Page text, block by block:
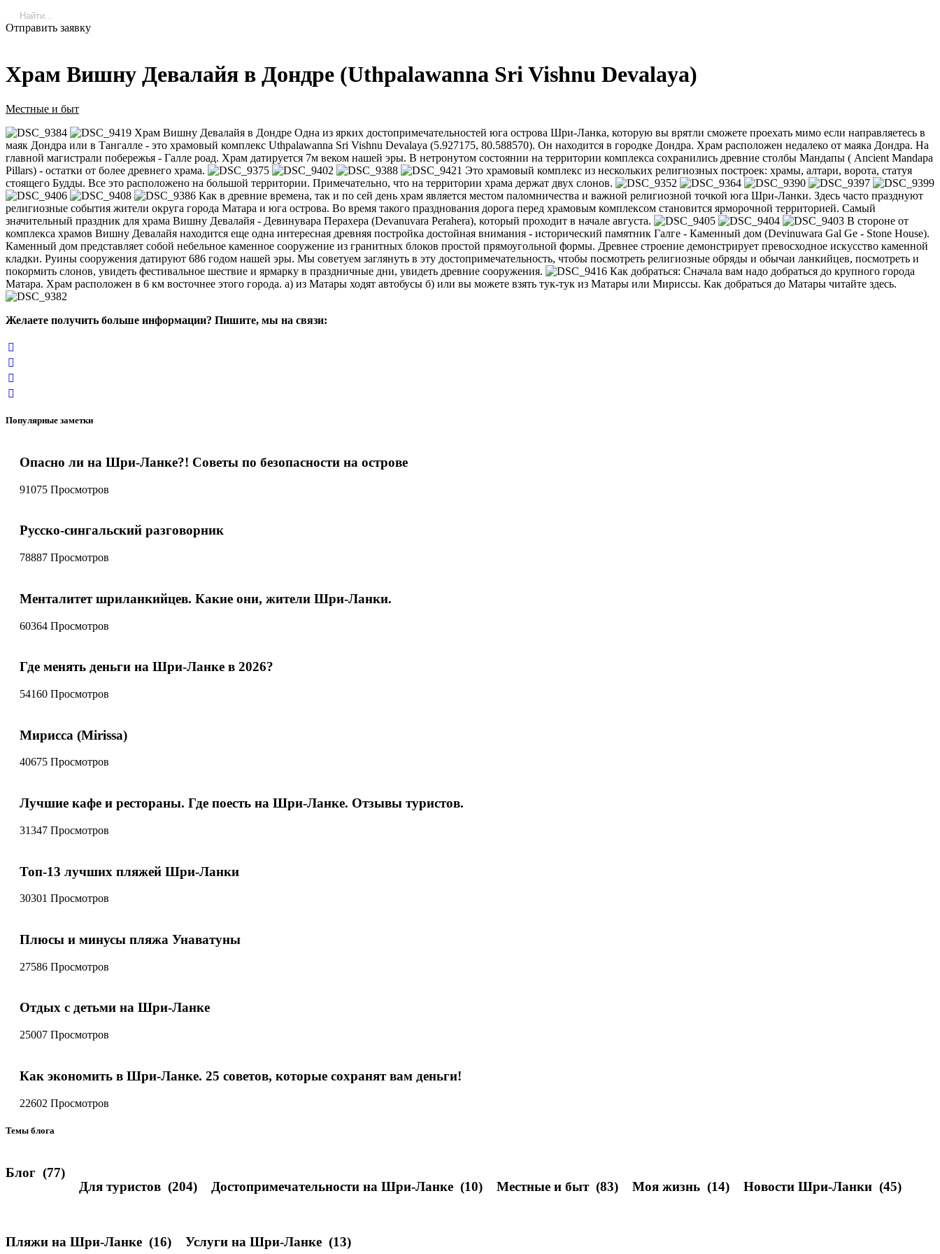
Отправить заявку
Храм Вишну Девалайя в Дондре (Uthpalawanna Sri Vishnu Devalaya)
Местные и быт
Храм Вишну Девалайя в Дондре Одна из ярких достопримечательностей юга острова Шри-Ланка, которую вы врятли сможете проехать мимо если направляетесь в
маяк Дондра или в Тангалле - это храмовый комплекс Uthpalawanna Sri Vishnu Devalaya (5.927175, 80.588570). Он находится в городке Дондра. Храм расположен недалеко от маяка Дондра. На
главной магистрали побережья - Галле роад. Храм датируется 7м веком нашей эры. В нетронутом состоянии на территории комплекса сохранились древние столбы Мандапы ( Ancient Mandapa
Pillars) - остатки от более древнего храма.
Это храмовый комплекс из нескольких религиозных построек: храмы, алтари, ворота, статуя
стоящего Будды. Все это расположено на большой территории. Примечательно, что на территории храма держат двух слонов.
Как в древние времена, так и по сей день храм является местом паломничества и важной религиозной точкой юга Шри-Ланки. Здесь часто празднуют
религиозные события жители округа города Матара и юга острова. Во время такого празднования дорога перед храмовым комплексом становится ярморочной территорией. Самый
значительный праздник для храма Вишну Девалайя - Девинувара Перахера (Devanuvara Perahera), который проходит в начале августа.
В стороне от
комплекса храмов Вишну Девалайя находится еще одна интересная древняя постройка достойная внимания - исторический памятник Галге - Каменный дом (Devinuwara Gal Ge - Stone House).
Каменный дом представляет собой небельное каменное сооружение из гранитных блоков простой прямоугольной формы. Древнее строение демонстрирует превосходное искусство каменной
кладки. Руины сооружения датируют 686 годом нашей эры. Мы советуем заглянуть в эту достопримечательность, чтобы посмотреть религиозные обряды и обычаи ланкийцев, посмотреть и
покормить слонов, увидеть фестивальное шествие и ярмарку в праздничные дни, увидеть древние сооружения.
Как добраться: Сначала вам надо добраться до крупного города
Матара. Храм расположен в 6 км восточнее этого города. а) из Матары ходят автобусы б) или вы можете взять тук-тук из Матары или Мириссы. Как добраться до Матары читайте здесь.
Желаете получить больше информации? Пишите, мы на связи:
Популярные заметки
Опасно ли на Шри-Ланке?! Советы по безопасности на острове
91075 Просмотров
Русско-сингальский разговорник
78887 Просмотров
Менталитет шриланкийцев. Какие они, жители Шри-Ланки.
60364 Просмотров
Где менять деньги на Шри-Ланке в 2026?
54160 Просмотров
Мирисса (Mirissa)
40675 Просмотров
Лучшие кафе и рестораны. Где поесть на Шри-Ланке. Отзывы туристов.
31347 Просмотров
Топ-13 лучших пляжей Шри-Ланки
30301 Просмотров
Плюсы и минусы пляжа Унаватуны
27586 Просмотров
Отдых с детьми на Шри-Ланке
25007 Просмотров
Как экономить в Шри-Ланке. 25 советов, которые сохранят вам деньги!
22602 Просмотров
Темы блога
Блог (77)
Для туристов (204) Достопримечательности на Шри-Ланке (10) Местные и быт (83) Моя жизнь (14) Новости Шри-Ланки (45)
Пляжи на Шри-Ланке (16) Услуги на Шри-Ланке (13)